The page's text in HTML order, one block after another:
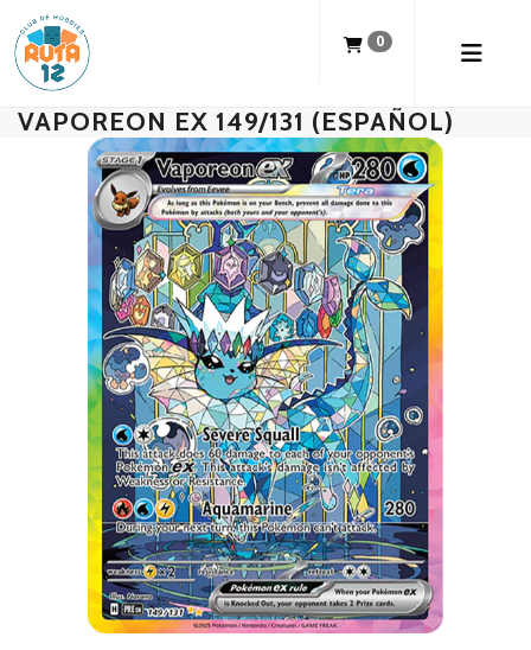
0
VAPOREON EX 149/131 (ESPAÑOL)